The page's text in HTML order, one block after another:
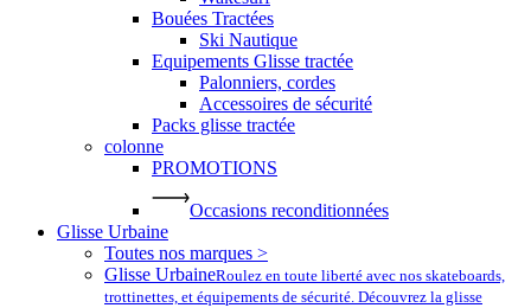
Bouées Tractées
Ski Nautique
Equipements Glisse tractée
Palonniers, cordes
Accessoires de sécurité
Packs glisse tractée
colonne
PROMOTIONS
Occasions reconditionnées
Glisse Urbaine
Toutes nos marques >
Glisse UrbaineRoulez en toute liberté avec nos skateboards,
trottinettes, et équipements de sécurité. Découvrez la glisse